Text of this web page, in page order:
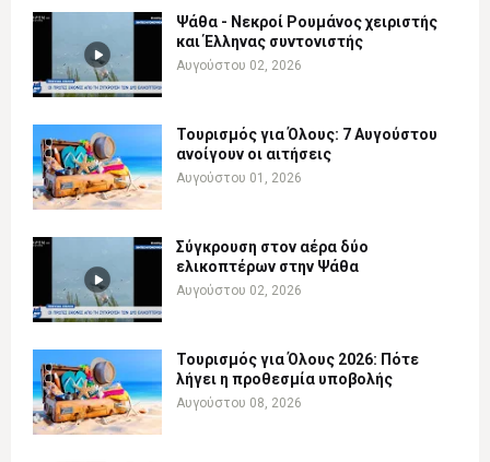
Ψάθα - Νεκροί Ρουμάνος χειριστής
και Έλληνας συντονιστής
Αυγούστου 02, 2026
Τουρισμός για Όλους: 7 Αυγούστου
ανοίγουν οι αιτήσεις
Αυγούστου 01, 2026
Σύγκρουση στον αέρα δύο
ελικοπτέρων στην Ψάθα
Αυγούστου 02, 2026
Τουρισμός για Όλους 2026: Πότε
λήγει η προθεσμία υποβολής
Αυγούστου 08, 2026